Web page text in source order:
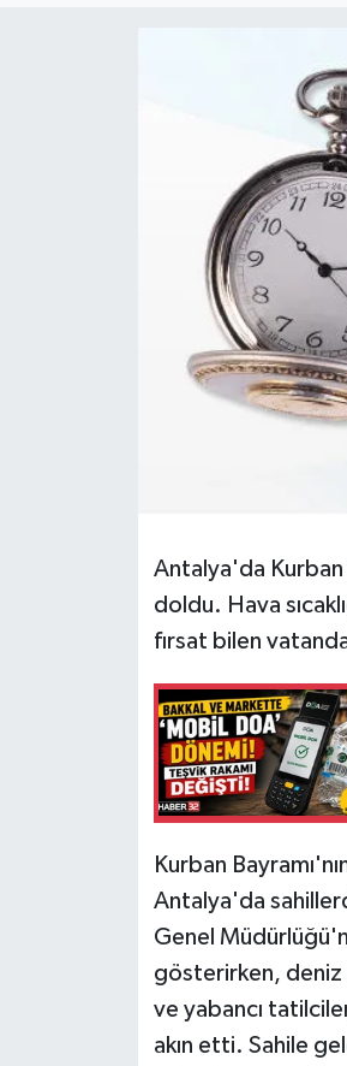
Antalya'da Kurban
doldu. Hava
fırsat bilen
Kurban
Antalya'da
Genel
gösterirken, deniz
ve yabancı
akın etti. Sahile
Tarihi Yapılarımız